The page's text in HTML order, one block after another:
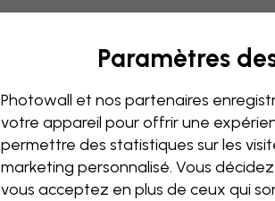
Paramètres
Photowall et nos partenaires
votre appareil pour offrir une
permettre des statistiques sur les
marketing personnalisé. Vous
vous acceptez en plus de ceux qui